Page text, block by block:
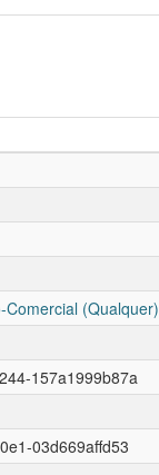
(Qualquer)
157a1999b87a
03d669affd53